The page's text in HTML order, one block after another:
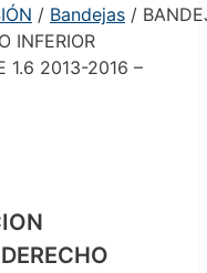
/ Bandejas /
INFERIOR
1.6 2013-2016 –